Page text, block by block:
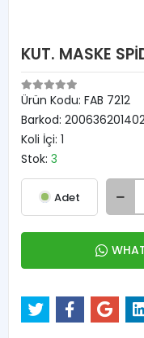
KUT. MASKE
Ürün Kodu: FAB 7212
Barkod:
Koli İçi: 1
Stok: 3
Adet